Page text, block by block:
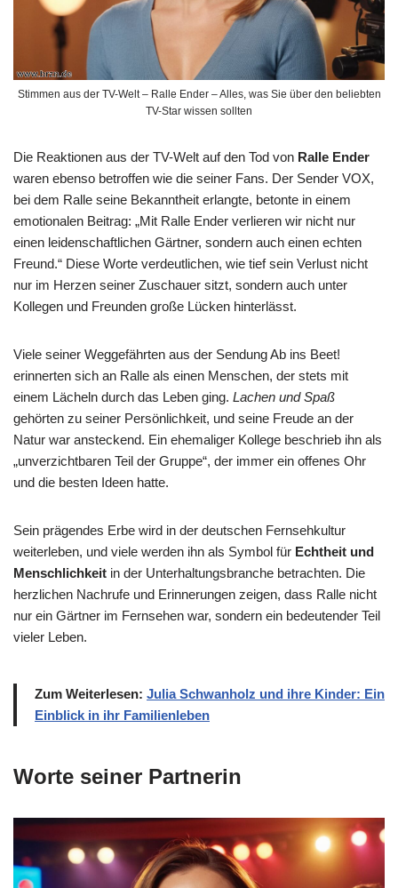
Stimmen aus der TV-Welt – Ralle Ender – Alles, was Sie über den beliebten
TV-Star wissen sollten
Die Reaktionen aus der TV-Welt auf den Tod von Ralle Ender
waren ebenso betroffen wie die seiner Fans. Der Sender VOX,
bei dem Ralle seine Bekanntheit erlangte, betonte in einem
emotionalen Beitrag: „Mit Ralle Ender verlieren wir nicht nur
einen leidenschaftlichen Gärtner, sondern auch einen echten
Freund.“ Diese Worte verdeutlichen, wie tief sein Verlust nicht
nur im Herzen seiner Zuschauer sitzt, sondern auch unter
Kollegen und Freunden große Lücken hinterlässt.
Viele seiner Weggefährten aus der Sendung Ab ins Beet!
erinnerten sich an Ralle als einen Menschen, der stets mit
einem Lächeln durch das Leben ging. Lachen und Spaß
gehörten zu seiner Persönlichkeit, und seine Freude an der
Natur war ansteckend. Ein ehemaliger Kollege beschrieb ihn als
„unverzichtbaren Teil der Gruppe“, der immer ein offenes Ohr
und die besten Ideen hatte.
Sein prägendes Erbe wird in der deutschen Fernsehkultur
weiterleben, und viele werden ihn als Symbol für Echtheit und
Menschlichkeit in der Unterhaltungsbranche betrachten. Die
herzlichen Nachrufe und Erinnerungen zeigen, dass Ralle nicht
nur ein Gärtner im Fernsehen war, sondern ein bedeutender Teil
vieler Leben.
Zum Weiterlesen: Julia Schwanholz und ihre Kinder: Ein
Einblick in ihr Familienleben
Worte seiner Partnerin